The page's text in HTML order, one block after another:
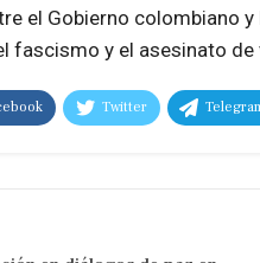
el Gobierno colombiano
fascismo y el asesinato
Twitter